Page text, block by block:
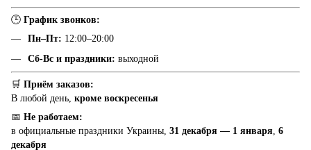
🕒 График звонков:
Пн–Пт: 12:00–20:00
Сб-Вс и праздники: выходной
🛒 Приём заказов:
В любой день, кроме воскресенья
📅 Не работаем:
в официальные праздники Украины, 31 декабря — 1 января 6
декабря